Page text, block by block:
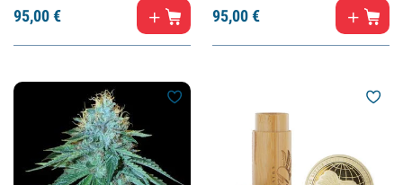
95,00€ 95,00€